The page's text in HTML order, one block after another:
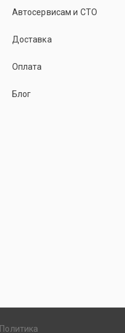
Автосервисам и СТО
Доставка
Оплата
Блог
Политика